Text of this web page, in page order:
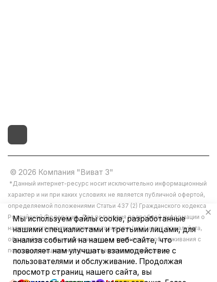
© 2026 Компания "Виват 3"
*Данный интернет-ресурс носит исключительно информационный
характер и ни при каких условиях не является публичной офертой,
определяемой положениями Статьи 437 (2) Гражданского кодекса
Российской Федерации. Для получения подробной информации о
наличии и стоимости указанных товаров и (или) услуг, пожалуйста,
обращайтесь к менеджерам отдела клиентского обслуживания с
помощью специальной формы связи или по телефону.
Мы используем файлы cookie, разработанные
нашими специалистами и третьими лицами, для
анализа событий на нашем веб-сайте, что
позволяет нам улучшать взаимодействие с
пользователями и обслуживание. Продолжая
просмотр страниц нашего сайта, вы